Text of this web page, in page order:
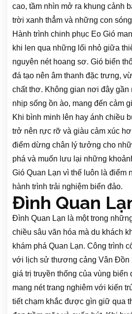
cao, tầm nhìn mở ra khung cảnh
trời xanh thẳm và những con
Hành trình chinh phục Eo Gió
khi len qua những lối nhỏ giữa
nguyên nét hoang sơ. Gió biển
đá tạo nên âm thanh đặc trưng,
chất thơ. Không gian nơi đây gần
nhịp sống ồn ào, mang đến cảm
Khi bình minh lên hay ánh chiều
trở nên rực rỡ và giàu cảm xúc
điểm dừng chân lý tưởng cho
phá và muốn lưu lại những
Gió Quan Lạn vì thế luôn là điểm
hành trình trải nghiệm biển đảo.
Đình Quan
Đình Quan Lạn là một trong
chiều sâu văn hóa mà du khách
khám phá Quan Lạn. Công trình
với lịch sử thương cảng Vân Đồn
giá trị truyền thống của vùng biển
mang nét trang nghiêm với kiến
tiết chạm khắc được gìn giữ qua